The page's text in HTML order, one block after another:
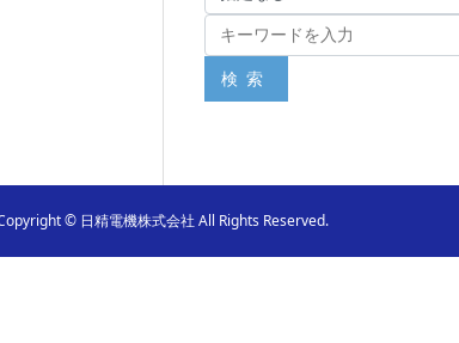
検索
© 日精電機株式会社 All Rights Reserved.